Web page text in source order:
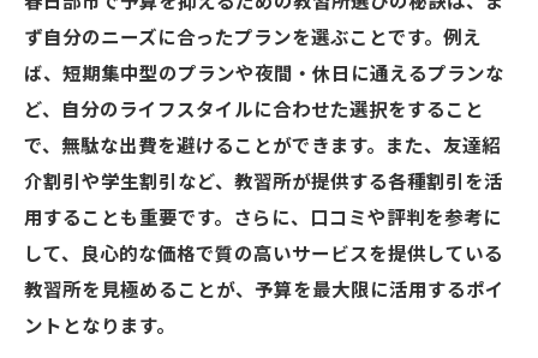
ず自分のニーズに合ったプランを選ぶことです。例え
ば、短期集中型のプランや夜間・休日に通えるプランな
ど、自分のライフスタイルに合わせた選択をすること
で、無駄な出費を避けることができます。また、友達紹
介割引や学生割引など、教習所が提供する各種割引を活
用することも重要です。さらに、口コミや評判を参考に
して、良心的な価格で質の高いサービスを提供している
教習所を見極めることが、予算を最大限に活用するポイ
ントとなります。